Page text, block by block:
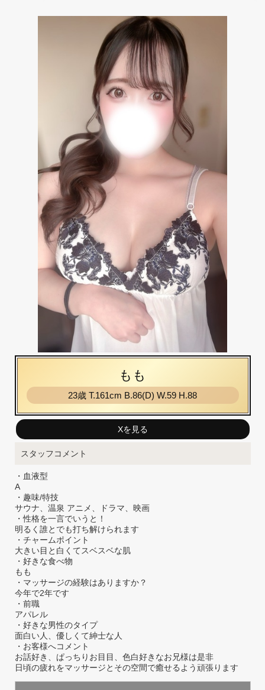
もも
23歳 T.161cm B.86(D) W.59 H.88
Xを見る
スタッフコメント
・血液型
A
・趣味/特技
サウナ、温泉 アニメ、ドラマ、映画
・性格を一言でいうと！
明るく誰とでも打ち解けられます
・チャームポイント
大きい目と白くてスベスベな肌
・好きな食べ物
もも
・マッサージの経験はありますか？
今年で2年です
・前職
アパレル
・好きな男性のタイプ
面白い人、優しくて紳士な人
・お客様へコメント
お話好き、ぱっちりお目目、色白好きなお兄様は是非
日頃の疲れをマッサージとその空間で癒せるよう頑張ります